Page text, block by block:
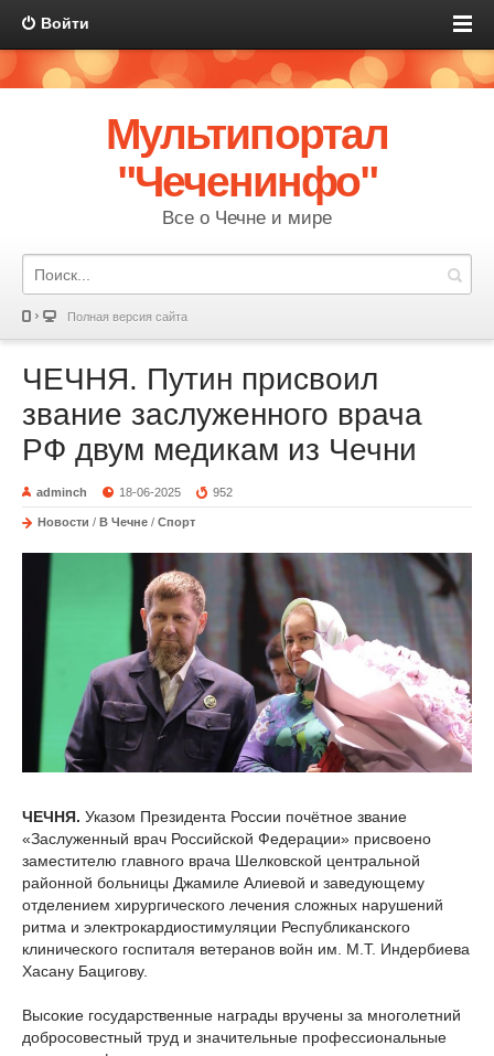
Войти
Мультипортал
"Чеченинфо"
Все о Чечне и мире
Полная версия сайта
ЧЕЧНЯ. Путин присвоил
звание заслуженного врача
РФ двум медикам из Чечни
adminch 18-06-2025 952
Новости / В Чечне / Спорт
ЧЕЧНЯ. Указом Президента России почётное звание
«Заслуженный врач Российской Федерации» присвоено
заместителю главного врача Шелковской центральной
районной больницы Джамиле Алиевой и заведующему
отделением хирургического лечения сложных нарушений
ритма и электрокардиостимуляции Республиканского
клинического госпиталя ветеранов войн им. М.Т. Индербиева
Хасану Бацигову.
Высокие государственные награды вручены за многолетний
добросовестный труд и значительные профессиональные